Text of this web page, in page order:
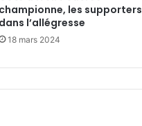
championne, les supporters
dans l’allégresse
18 mars 2024